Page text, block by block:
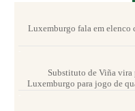
Luxemburgo fala em elenco
Substituto de Viña
Luxemburgo para jogo de